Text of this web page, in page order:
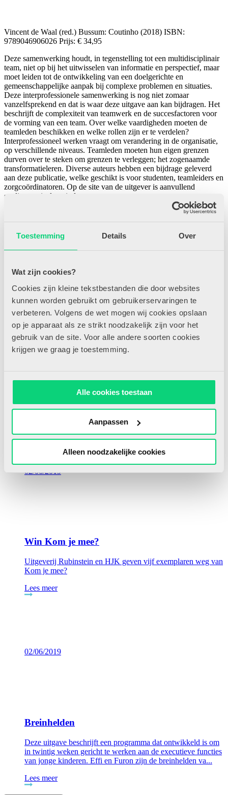
Toestemming Details Over
Wat zijn cookies?
Cookies zijn kleine tekstbestanden die door websites
kunnen worden gebruikt om gebruikerservaringen te
verbeteren. Volgens de wet mogen wij cookies opslaan
op je apparaat als ze strikt noodzakelijk zijn voor het
gebruik van de site. Voor alle andere soorten cookies
krijgen we graag je toestemming.
Alle cookies toestaan
Aanpassen
Alleen noodzakelijke cookies
Vincent de Waal (red.) Bussum: Coutinho (2018) ISBN:
9789046906026 Prijs: € 34,95
Deze samenwerking houdt, in tegenstelling tot een multidisciplinair
team, niet op bij het uitwisselen van informatie en perspectief, maar
moet leiden tot de ontwikkeling van een doelgerichte en
gemeenschappelijke aanpak bij complexe problemen en situaties.
Deze interprofessionele samenwerking is nog niet zomaar
vanzelfsprekend en dat is waar deze uitgave aan kan bijdragen. Het
beschrijft de complexiteit van teamwerk en de succesfactoren voor
de vorming van een team. Over welke vaardigheden moeten de
teamleden beschikken en welke rollen zijn er te verdelen?
Interprofessioneel werken vraagt om verandering in de organisatie,
op verschillende niveaus. Teamleden moeten hun eigen grenzen
durven over te steken om grenzen te verleggen; het zogenaamde
transformatieleren. Diverse auteurs hebben een bijdrage geleverd
aan deze publicatie, welke geschikt is voor studenten, teamleiders en
zorgcoördinatoren. Op de site van de uitgever is aanvullend
studiemateriaal te vinden.
02/06/2019
Deze maand bespreekt Kim Bongers vier prentenboeken
rondom het thema ‘Zee’
Lees meer
02/06/2019
Win Kom je mee?
Uitgeverij Rubinstein en HJK geven vijf exemplaren weg van
Kom je mee?
Lees meer
02/06/2019
Breinhelden
Deze uitgave beschrijft een programma dat ontwikkeld is om
in twintig weken gericht te werken aan de executieve functies
van jonge kinderen. Effi en Furon zijn de breinhelden va...
Lees meer